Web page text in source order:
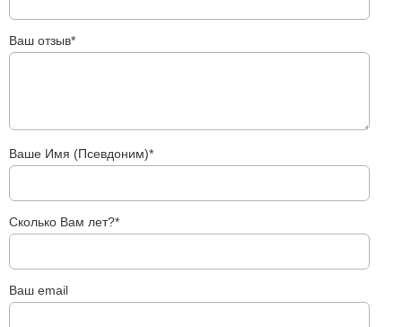
Ваш отзыв*
Ваше Имя (Псевдоним)*
Сколько Вам лет?*
Ваш email